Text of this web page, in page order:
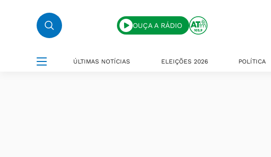
OUÇA A RÁDIO
ÚLTIMAS NOTÍCIAS ELEIÇÕES 2026 POLÍTICA